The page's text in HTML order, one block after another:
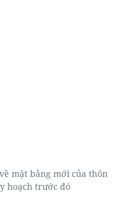
mặt bằng mới của thôn
hoạch trước đó